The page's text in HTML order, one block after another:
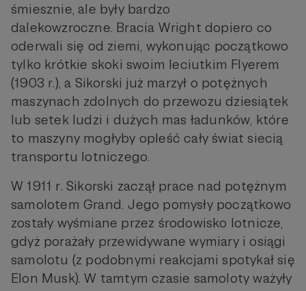
śmiesznie, ale były bardzo
dalekowzroczne. Bracia Wright dopiero co
oderwali się od ziemi, wykonując początkowo
tylko krótkie skoki swoim leciutkim Flyerem
(1903 r.), a Sikorski już marzył o potężnych
maszynach zdolnych do przewozu dziesiątek
lub setek ludzi i dużych mas ładunków, które
to maszyny mogłyby opleść cały świat siecią
transportu lotniczego.
W 1911 r. Sikorski zaczął prace nad potężnym
samolotem Grand. Jego pomysły początkowo
zostały wyśmiane przez środowisko lotnicze,
gdyż porażały przewidywane wymiary i osiągi
samolotu (z podobnymi reakcjami spotykał się
Elon Musk). W tamtym czasie samoloty ważyły